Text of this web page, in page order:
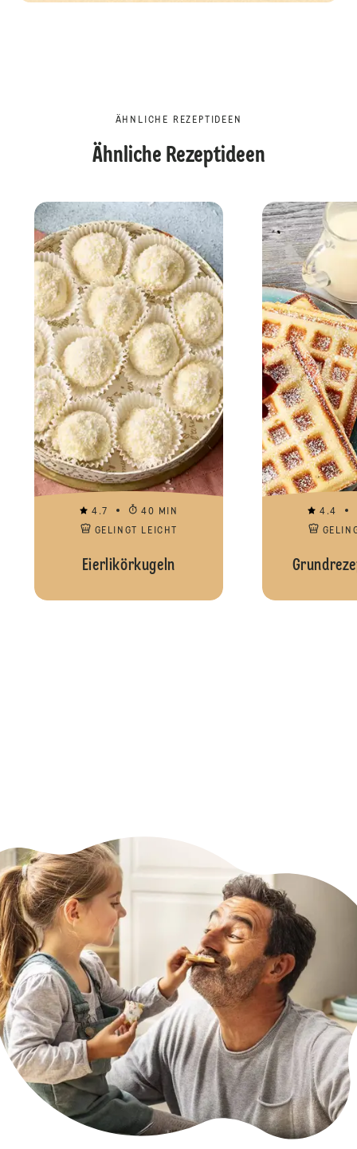
ÄHNLICHE REZEPTIDEEN
Ähnliche Rezeptideen
4.7
40 MIN
GELINGT LEICHT
Eierlikörkugeln
4.4